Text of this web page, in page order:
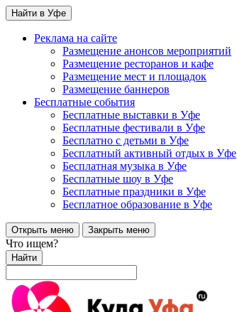
Найти в Уфе
Реклама на сайте
Размещение анонсов мероприятий
Размещение ресторанов и кафе
Размещение мест и площадок
Размещение баннеров
Бесплатные события
Бесплатные выставки в Уфе
Бесплатные фестивали в Уфе
Бесплатно с детьми в Уфе
Бесплатный активный отдых в Уфе
Бесплатная музыка в Уфе
Бесплатные шоу в Уфе
Бесплатные праздники в Уфе
Бесплатное образование в Уфе
Открыть меню Закрыть меню
Что ищем?
Найти